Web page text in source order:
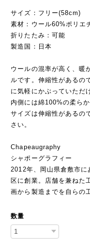
サイズ：フリー(58cm)
素材：ウール60%ポリエ
折りたたみ：可能
製造国：日本
ウールの混率が高く、暖
ルです。伸縮性があるの
に気軽にかぶっていただ
内側には綿100%の柔ら
サイズは伸縮性があるの
さい。
Chapeaugraphy
シャポーグラフィー
2012年、岡山県倉敷市
区に創業。店舗を兼ねた
画から製造までを自らの
数量